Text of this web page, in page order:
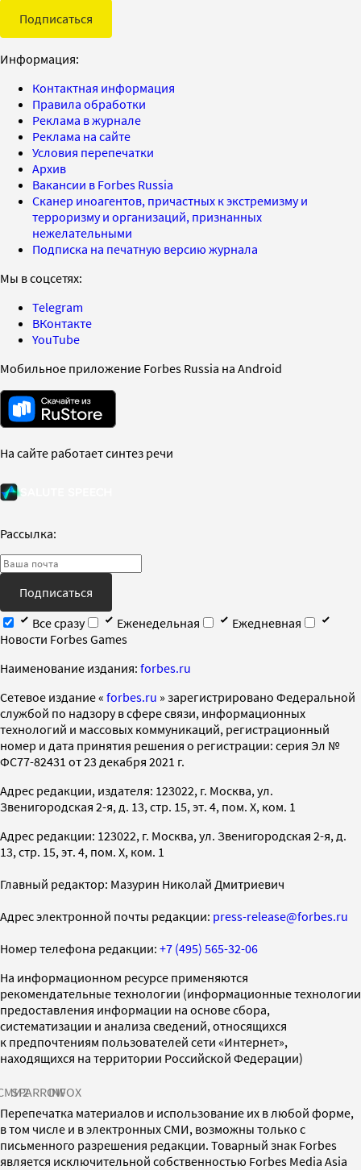
Подписаться
Информация:
Контактная информация
Правила обработки
Реклама в журнале
Реклама на сайте
Условия перепечатки
Архив
Вакансии в Forbes Russia
Сканер иноагентов, причастных к экстремизму и
терроризму и организаций, признанных
нежелательными
Подписка на печатную версию журнала
Мы в соцсетях:
Telegram
ВКонтакте
YouTube
Мобильное приложение Forbes Russia на Android
На сайте работает синтез речи
Рассылка:
Подписаться
Все сразу
Еженедельная
Ежедневная
Новости Forbes Games
Наименование издания: forbes.ru
Cетевое издание « forbes.ru » зарегистрировано Федеральной
службой по надзору в сфере связи, информационных
технологий и массовых коммуникаций, регистрационный
номер и дата принятия решения о регистрации: серия Эл №
ФС77-82431 от 23 декабря 2021 г.
Адрес редакции, издателя: 123022, г. Москва, ул.
Звенигородская 2-я, д. 13, стр. 15, эт. 4, пом. X, ком. 1
Адрес редакции: 123022, г. Москва, ул. Звенигородская 2-я, д.
13, стр. 15, эт. 4, пом. X, ком. 1
Главный редактор: Мазурин Николай Дмитриевич
Адрес электронной почты редакции: press-release@forbes.ru
Номер телефона редакции: +7 (495) 565-32-06
На информационном ресурсе применяются
рекомендательные технологии (информационные технологии
предоставления информации на основе сбора,
систематизации и анализа сведений, относящихся
к предпочтениям пользователей сети «Интернет»,
находящихся на территории Российской Федерации)
SPARROWINFOX
Перепечатка материалов и использование их в любой форме,
в том числе и в электронных СМИ, возможны только с
письменного разрешения редакции. Товарный знак Forbes
является исключительной собственностью Forbes Media Asia